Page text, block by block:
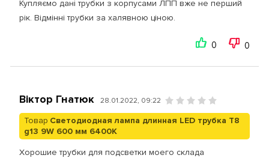
Купляємо дані трубки з корпусами ЛПП вже не перший
рік. Відмінні трубки за халявною ціною.
0 0
Віктор Гнатюк 28.01.2022, 09:22
Товар Светодиодная лампа длинная LED трубка T8
g13 9W 600 мм 6400К
Хорошие трубки для подсветки моего склада